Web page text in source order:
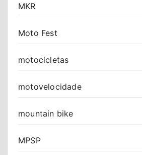
MKR
Moto Fest
motocicletas
motovelocidade
mountain bike
MPSP